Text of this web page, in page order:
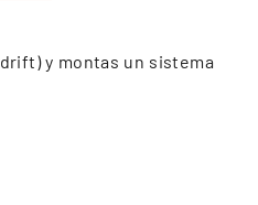
y montas un sistema